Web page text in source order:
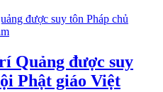
Quảng được suy
Phật giáo Việt